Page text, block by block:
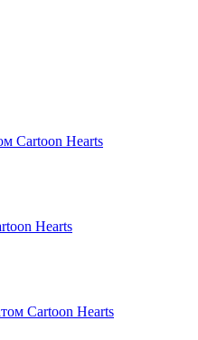
Cartoon Hearts
Hearts
Cartoon Hearts